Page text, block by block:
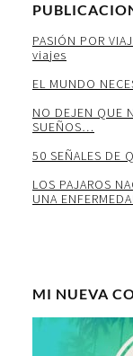
PASIÓN POR
viajes
EL MUNDO
NO DEJEN QUE
SUEÑOS…
50 SEÑALES DE
LOS PAJAROS
UNA
MI NUEVA